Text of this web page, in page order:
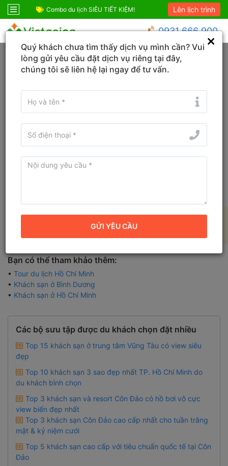
Combo du lịch SIÊU TIẾT KIỆM! Combo Sapa Siêu
Lên lịch trình
0931 666 900
Trang chủ Hồ Chí Minh Bình Dương
Sắp xếp Bộ lọc
Tour du lịch Bình Dương, Hồ Chí
Không có kết quả nào được tìm thấy, vui lòng thay đổi các
tiêu chí tìm kiếm để có kết quả tốt hơn!
Bạn có thể tham khảo thêm:
• Tour du lịch Hồ Chí Minh
• Khách sạn ở Bình Dương
• Khách sạn ở Hồ Chí Minh
Các bộ sưu tập được du khách chọn đặt nhiều
Top 15 khách sạn ở trung tâm Vũng Tàu có view siêu
đẹp
Top 10 khách sạn 3 sao đẹp nhất TP. Hồ Chí Minh do
du khách bình chọn
Top 3 khách sạn và resort Côn Đảo có hồ bơi vô cực
view biển đẹp nhất
Top 3 khách sạn Côn Đảo cao cấp nhất cho tuần trăng
mật & kỷ niệm cưới
Top 5 khách sạn cao cấp với tiêu chuẩn quốc tế tại Côn
Đảo
Quý khách chưa tìm thấy dịch vụ mình cần? Vui
lòng gửi yêu cầu đặt dịch vụ riêng tại đây,
chúng tôi sẽ liên hệ lại ngay để tư vấn.